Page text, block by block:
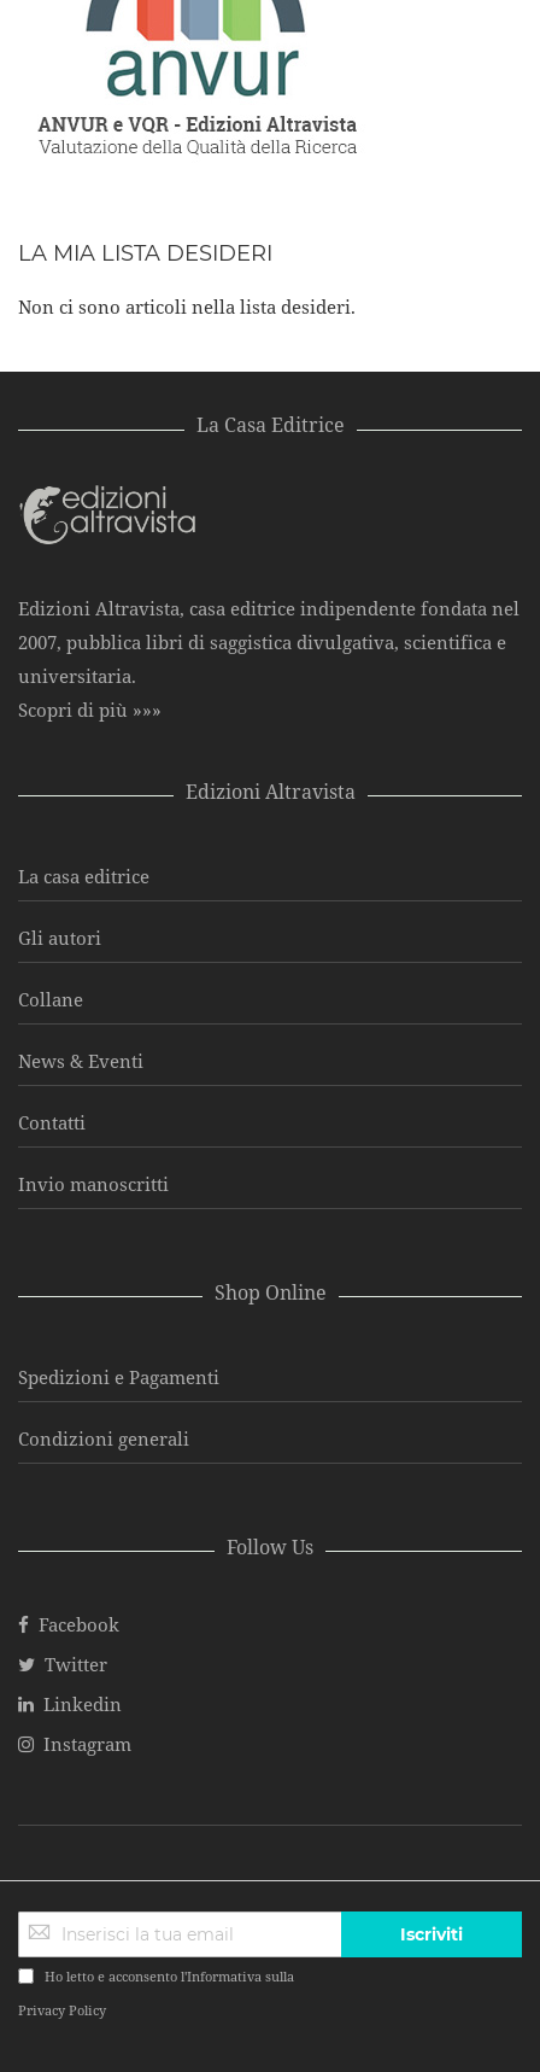
LA MIA LISTA DESIDERI
Non ci sono articoli nella lista desideri.
La Casa Editrice
Edizioni Altravista, casa editrice indipendente fondata nel
2007, pubblica libri di saggistica divulgativa, scientifica e
universitaria.
Scopri di più »»»
Edizioni Altravista
La casa editrice
Gli autori
Collane
News & Eventi
Contatti
Invio manoscritti
Shop Online
Spedizioni e Pagamenti
Condizioni generali
Follow Us
Facebook
Twitter
Linkedin
Instagram
Ho letto e acconsento l'Informativa sulla
Privacy Policy
Iscriviti